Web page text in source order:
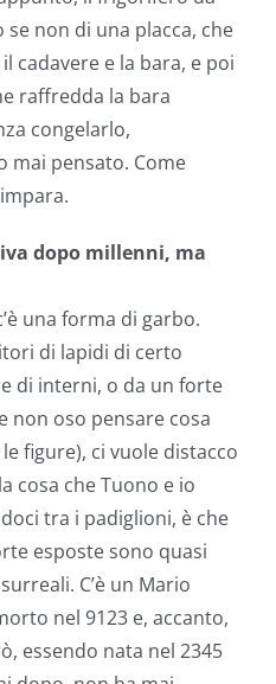
non di una placca, che
cadavere e la bara, e poi
raffredda la bara
congelarlo,
mai pensato. Come
dopo millenni, ma
una forma di garbo.
di lapidi di certo
di interni, o da un forte
non oso pensare cosa
figure), ci vuole distacco
cosa che Tuono e io
tra i padiglioni, è che
esposte sono quasi
C’è un Mario
nel 9123 e, accanto,
essendo nata nel 2345